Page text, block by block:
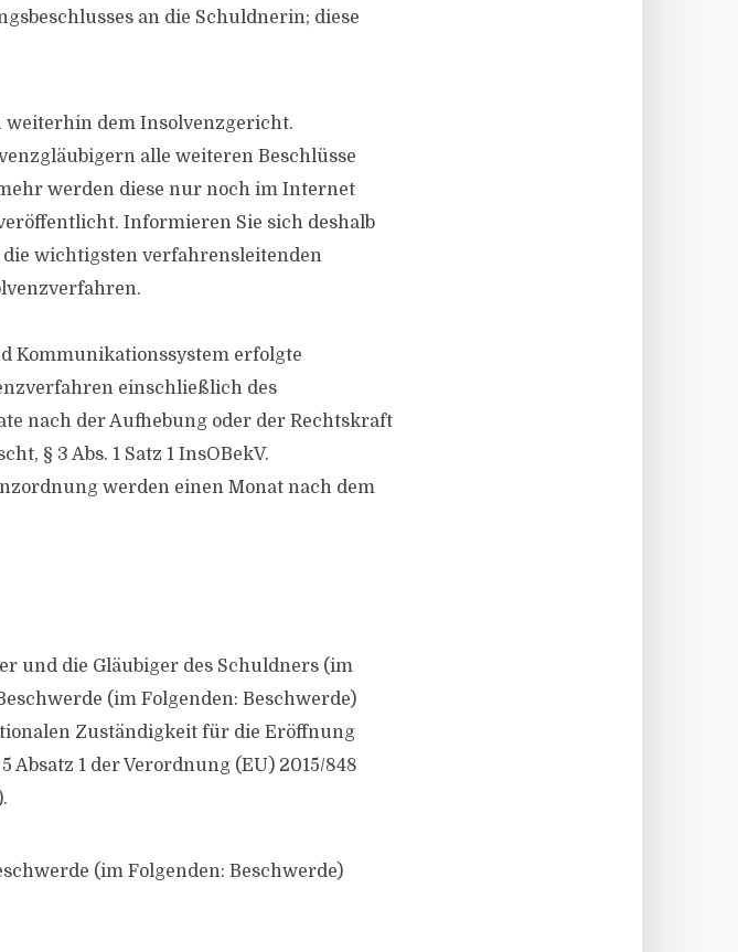
an die Schuldnerin; diese
weiterhin dem Insolvenzgericht.
alle weiteren Beschlüsse
werden diese nur noch im Internet
Informieren Sie sich deshalb
wichtigsten verfahrensleitenden
Kommunikationssystem erfolgte
einschließlich des
nach der Aufhebung oder der Rechtskraft
§ 3 Abs. 1 Satz 1 InsOBekV.
werden einen Monat nach dem
und die Gläubiger des Schuldners (im
(im Folgenden: Beschwerde)
Zuständigkeit für die Eröffnung
1 der Verordnung (EU) 2015/848
(im Folgenden: Beschwerde)